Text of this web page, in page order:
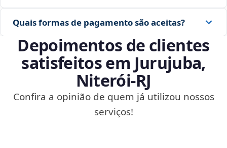
Quais formas de pagamento são aceitas?
Depoimentos de clientes
satisfeitos em Jurujuba,
Niterói‑RJ
Confira a opinião de quem já utilizou nossos
serviços!